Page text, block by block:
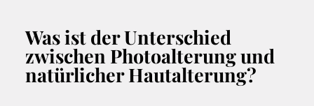
Was ist der Unterschied
zwischen Photoalterung und
natürlicher Hautalterung?